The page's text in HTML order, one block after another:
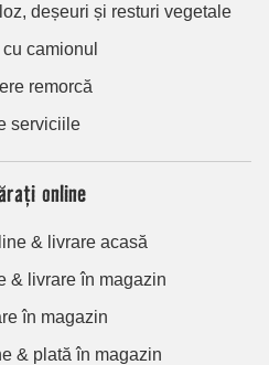
deșeuri și resturi vegetale
camionul
remorcă
serviciile
online
& livrare acasă
& livrare în magazin
în magazin
& plată în magazin